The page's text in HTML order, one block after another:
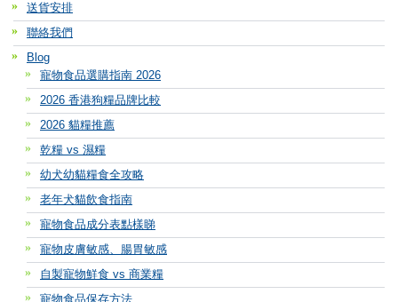
送貨安排
聯絡我們
Blog
寵物食品選購指南 2026
2026 香港狗糧品牌比較
2026 貓糧推薦
乾糧 vs 濕糧
幼犬幼貓糧食全攻略
老年犬貓飲食指南
寵物食品成分表點樣睇
寵物皮膚敏感、腸胃敏感
自製寵物鮮食 vs 商業糧
寵物食品保存方法